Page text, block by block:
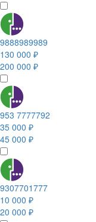
9888989989
130 000 ₽
200 000 ₽
953 7777792
35 000 ₽
45 000 ₽
9307701777
10 000 ₽
20 000 ₽